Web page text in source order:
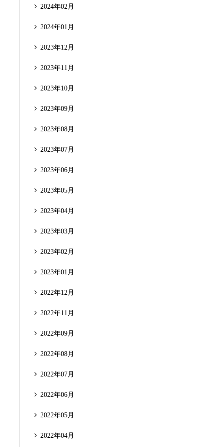
2024年02月
2024年01月
2023年12月
2023年11月
2023年10月
2023年09月
2023年08月
2023年07月
2023年06月
2023年05月
2023年04月
2023年03月
2023年02月
2023年01月
2022年12月
2022年11月
2022年09月
2022年08月
2022年07月
2022年06月
2022年05月
2022年04月